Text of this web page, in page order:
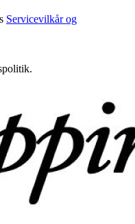
Servicevilkår og